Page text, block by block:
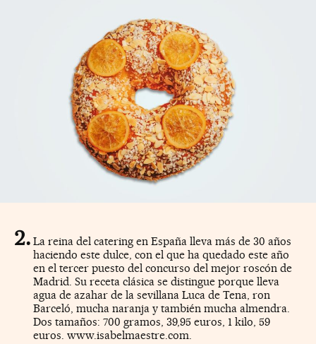
La reina del catering en España lleva más de 30 años
haciendo este dulce, con el que ha quedado este año
en el tercer puesto del concurso del mejor roscón de
Madrid. Su receta clásica se distingue porque lleva
agua de azahar de la sevillana Luca de Tena, ron
Barceló, mucha naranja y también mucha almendra.
Dos tamaños: 700 gramos, 39,95 euros, 1 kilo, 59
euros. www.isabelmaestre.com.